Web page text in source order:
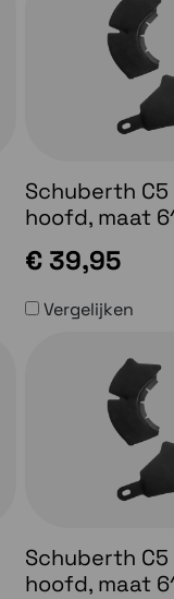
Schuberth
hoofd, maat
€ 39,95
Vergelijken
Schuberth
hoofd, maat